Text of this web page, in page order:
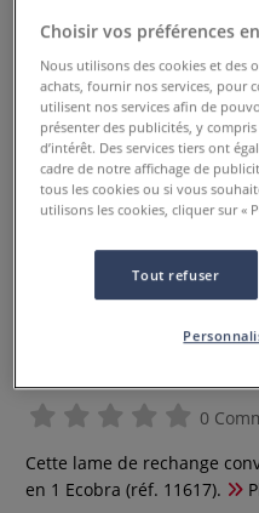
Lame de
massicot/
0
Cette lame de rechange
en 1 Ecobra (réf. 11617).
Choisir vos préférences
Nous utilisons des cookies et des
achats, fournir nos services, pour
utilisent nos services afin de
présenter des publicités, y
d’intérêt. Des services tiers ont
cadre de notre affichage de
tous les cookies ou si vous
utilisons les cookies, cliquer sur «
Tout refuser